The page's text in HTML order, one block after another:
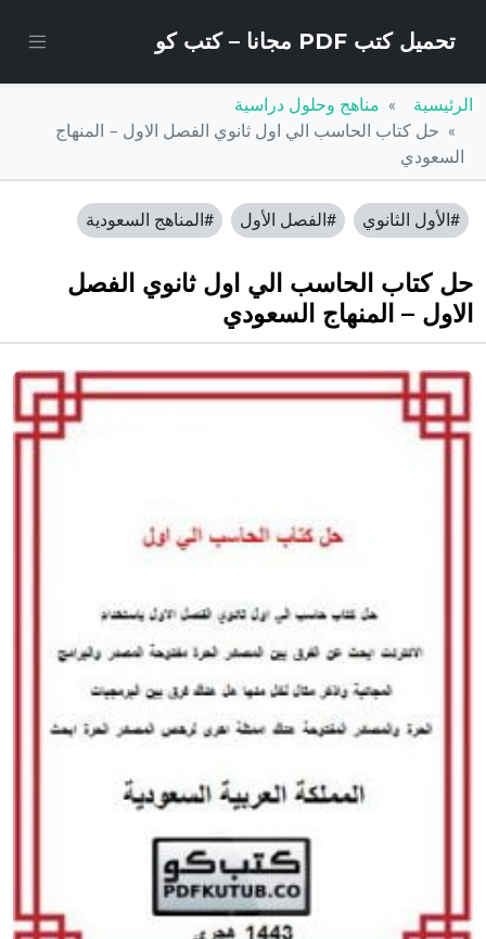
تحميل كتب PDF مجانا – كتب كو
الرئيسية
مناهج وحلول دراسية
حل كتاب الحاسب الي اول ثانوي الفصل الاول – المنهاج
السعودي
#الأول الثانوي #الفصل الأول #المناهج السعودية
حل كتاب الحاسب الي اول ثانوي الفصل
الاول – المنهاج السعودي